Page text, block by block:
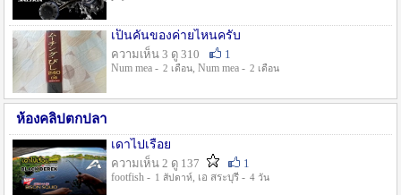
เป็นคันของค่ายไหนครับ
ความเห็น 3 ดู 310
1
Num mea - 2 เดือน, Num mea - 2 เดือน
ห้องคลิปตกปลา
เดาไปเรื่อย
ความเห็น 2 ดู 137
1
footfish - 1 สัปดาห์, เอ สระบุรี - 4 วัน